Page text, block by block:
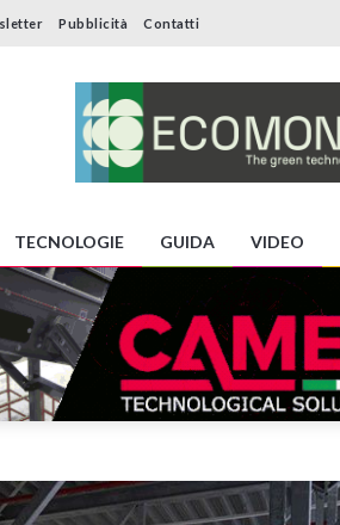
Pubblicità Contatti
TECNOLOGIE GUIDA VIDEO